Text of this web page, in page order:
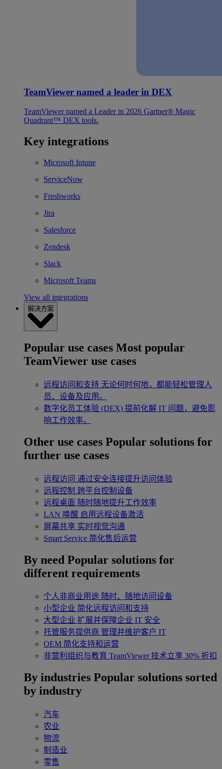
TeamViewer named a leader in DEX
TeamViewer named a Leader in 2026 Gartner® Magic
Quadrant™ DEX tools.
Key integrations
Microsoft Intune
ServiceNow
Freshworks
Jira
Salesforce
Zendesk
Slack
Microsoft Teams
View all integrations
解决方案
Popular use cases Most popular
TeamViewer use cases
远程访问和支持 无论何时何地，都能轻松管理人
员、设备及应用。
数字化员工体验 (DEX) 提前化解 IT 问题，避免影
响工作效率。
Other use cases Popular solutions for
further use cases
远程访问 通过安全连接提升访问体验
远程控制 跨平台控制设备
远程桌面 随时随地提升工作效率
LAN 唤醒 启用远程设备激活
屏幕共享 实时视觉沟通
Smart Service 简化售后运营
By need Popular solutions for
different requirements
个人非商业用途 随时、随地访问设备
小型企业 简化远程访问和支持
大型企业 扩展并保障企业 IT 安全
托管服务提供商 管理并维护客户 IT
OEM 简化支持和运营
非营利组织与教育 TeamViewer 技术立享 30% 折扣
By industries Popular solutions sorted
by industry
汽车
农业
物流
制造业
零售